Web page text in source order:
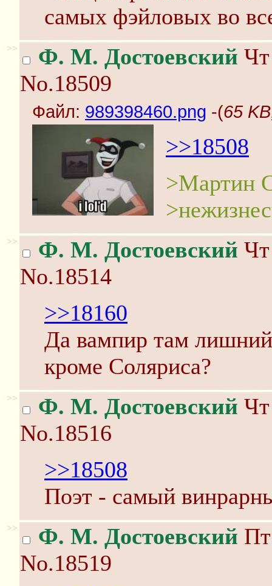
самых фэйловых во
>> Ф. М. Достоевский
No.18509
Файл: 989398460.png -(65
>>18508
>Мартин
>> Ф. М. Достоевский
No.18514
>>18160
Да вампир там
кроме Соляриса?
>> Ф. М. Достоевский
No.18516
>>18508
Поэт - самый
>> Ф. М. Достоевский
No.18519